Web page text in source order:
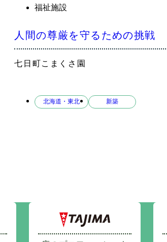
人間の尊厳を守るための挑戦
福祉施設
七日町こまくさ園
北海道・東北 新築